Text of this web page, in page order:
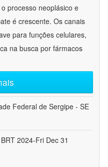
processo neoplásico e
é crescente. Os canais
para funções celulares,
na busca por fármacos
Federal de Sergipe - SE
2024-Fri Dec 31